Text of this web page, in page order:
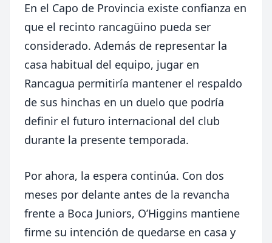
En el Capo de Provincia existe confianza en
que el recinto rancagüino pueda ser
considerado. Además de representar la
casa habitual del equipo, jugar en
Rancagua permitiría mantener el respaldo
de sus hinchas en un duelo que podría
definir el futuro internacional del club
durante la presente temporada.
Por ahora, la espera continúa. Con dos
meses por delante antes de la revancha
frente a Boca Juniors, O’Higgins mantiene
firme su intención de quedarse en casa y